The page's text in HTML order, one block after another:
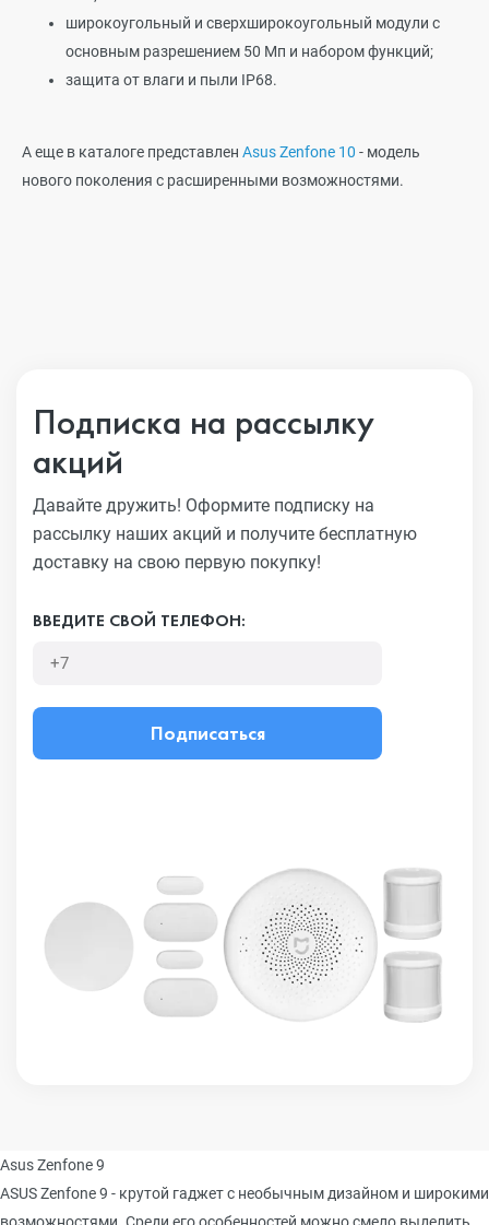
широкоугольный и сверхширокоугольный модули с
основным разрешением 50 Мп и набором функций;
защита от влаги и пыли IP68.
А еще в каталоге представлен Asus Zenfone 10 - модель
нового поколения с расширенными возможностями.
Подписка на рассылку
акций
Давайте дружить! Оформите подписку на
рассылку наших акций и получите бесплатную
доставку на свою первую покупку!
ВВЕДИТЕ СВОЙ ТЕЛЕФОН:
Подписаться
Asus Zenfone 9
ASUS Zenfone 9 - крутой гаджет с необычным дизайном и широкими